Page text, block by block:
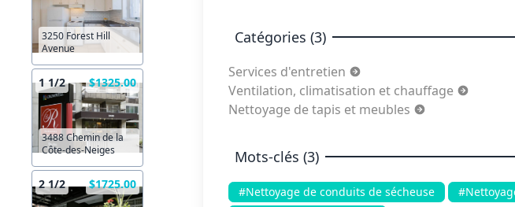
3250 Forest Hill
Avenue
1 1/2 $1325.00
3488 Chemin de la
Côte-des-Neiges
2 1/2 $1725.00
Catégories (3)
Services d'entretien
Ventilation, climatisation et chauffage
Nettoyage de tapis et meubles
Mots-clés (3)
#Nettoyage de conduits de sécheuse